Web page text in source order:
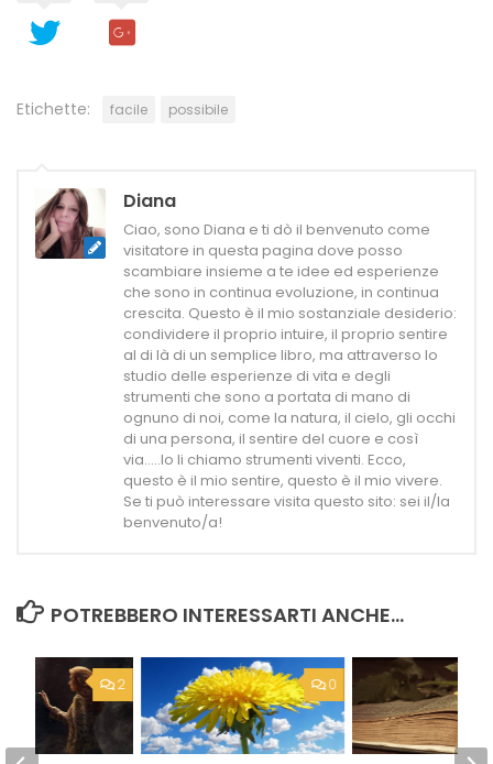
Etichette: facile possibile
Diana
Ciao, sono Diana e ti dò il benvenuto come
visitatore in questa pagina dove posso
scambiare insieme a te idee ed esperienze
che sono in continua evoluzione, in continua
crescita. Questo è il mio sostanziale desiderio:
condividere il proprio intuire, il proprio sentire
al di là di un semplice libro, ma attraverso lo
studio delle esperienze di vita e degli
strumenti che sono a portata di mano di
ognuno di noi, come la natura, il cielo, gli occhi
di una persona, il sentire del cuore e così
via.....Io li chiamo strumenti viventi. Ecco,
questo è il mio sentire, questo è il mio vivere.
Se ti può interessare visita questo sito: sei il/la
benvenuto/a!
POTREBBERO INTERESSARTI ANCHE...
0
2